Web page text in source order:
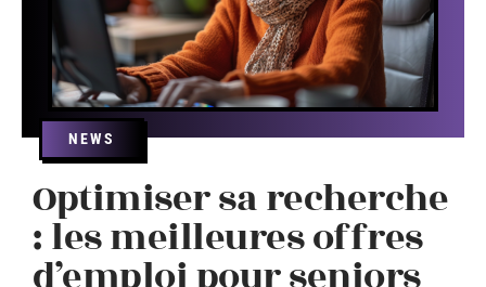
NEWS
Optimiser sa recherche
: les meilleures offres